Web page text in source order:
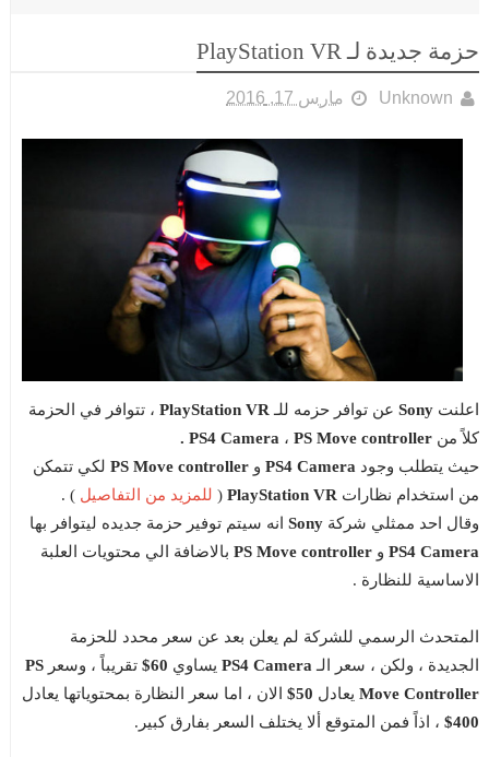
حزمة جديدة لـ PlayStation VR
Unknown مارس 17, 2016
اعلنت Sony عن توافر حزمه للـPlayStation VR ، تتوافر في الحزمة
كلاً من
PS4 Camera ،PS Move controller .
حيث يتطلب وجود PS4 Camera و PS Move controller لكي تتمكن
من استخدام نظارات PlayStation VR
( للمزيد من التفاصيل ) .
وقال احد ممثلي شركة Sony انه سيتم توفير حزمة جديده ليتوافر بها
PS4 Camera و PS Move controller
بالاضافة الي محتويات العلبة
الاساسية للنظارة .
المتحدث الرسمي للشركة لم يعلن بعد عن سعر محدد للحزمة
الجديدة ، ولكن ، سعر الـPS4 Cameraيساوي 60$ تقريباً ، وسعر PS
Move Controllerيعادل 50$
الان ، اما سعر النظارة بمحتوياتها يعادل
400$
، اذاً فمن المتوقع ألا يختلف السعر بفارق كبير.